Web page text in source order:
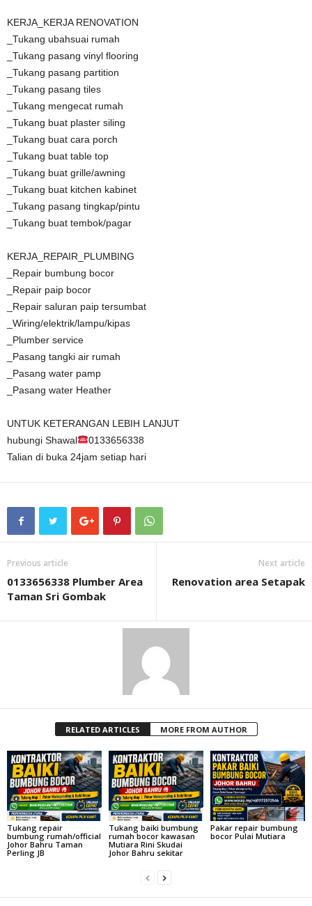
KERJA_KERJA RENOVATION
_Tukang ubahsuai rumah
_Tukang pasang vinyl flooring
_Tukang pasang partition
_Tukang pasang tiles
_Tukang mengecat rumah
_Tukang buat plaster siling
_Tukang buat cara porch
_Tukang buat table top
_Tukang buat grille/awning
_Tukang buat kitchen kabinet
_Tukang pasang tingkap/pintu
_Tukang buat tembok/pagar
KERJA_REPAIR_PLUMBING
_Repair bumbung bocor
_Repair paip bocor
_Repair saluran paip tersumbat
_Wiring/elektrik/lampu/kipas
_Plumber service
_Pasang tangki air rumah
_Pasang water pamp
_Pasang water Heather
UNTUK KETERANGAN LEBIH LANJUT
hubungi Shawal
0133656338
Talian di buka 24jam setiap hari
Previous article
0133656338 Plumber Area
Taman Sri Gombak
Next article
Renovation area Setapak
RELATED ARTICLES MORE FROM AUTHOR
Tukang repair
bumbung rumah/official
Johor Bahru Taman
Perling JB
Tukang baiki bumbung
rumah bocor kawasan
Mutiara Rini Skudai
Johor Bahru sekitar
Pakar repair bumbung
bocor Pulai Mutiara